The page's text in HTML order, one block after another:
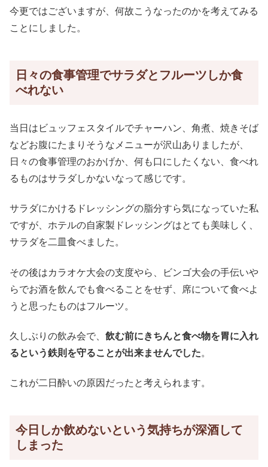
今更ではございますが、何故こうなったのかを考えてみる
ことにしました。
日々の食事管理でサラダとフルーツしか食
べれない
当日はビュッフェスタイルでチャーハン、角煮、焼きそば
などお腹にたまりそうなメニューが沢山ありましたが、
日々の食事管理のおかげか、何も口にしたくない、食べれ
るものはサラダしかないなって感じです。
サラダにかけるドレッシングの脂分すら気になっていた私
ですが、ホテルの自家製ドレッシングはとても美味しく、
サラダを二皿食べました。
その後はカラオケ大会の支度やら、ビンゴ大会の手伝いや
らでお酒を飲んでも食べることをせず、席について食べよ
うと思ったものはフルーツ。
久しぶりの飲み会で、 飲む前にきちんと食べ物を胃に入れ
るという鉄則を守ることが出来ませんでした。
これが二日酔いの原因だったと考えられます。
今日しか飲めないという気持ちが深酒して
しまった